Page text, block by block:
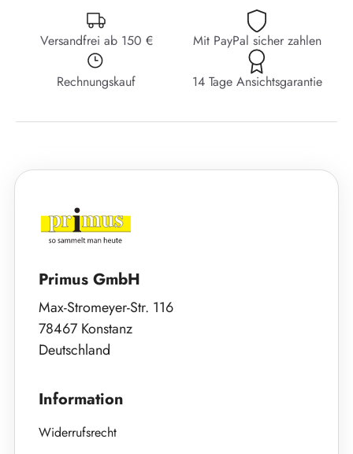
Versandfrei ab 150 € Mit PayPal sicher zahlen
Rechnungskauf 14 Tage Ansichtsgarantie
Primus GmbH
Max-Stromeyer-Str. 116
78467 Konstanz
Deutschland
Information
Widerrufsrecht